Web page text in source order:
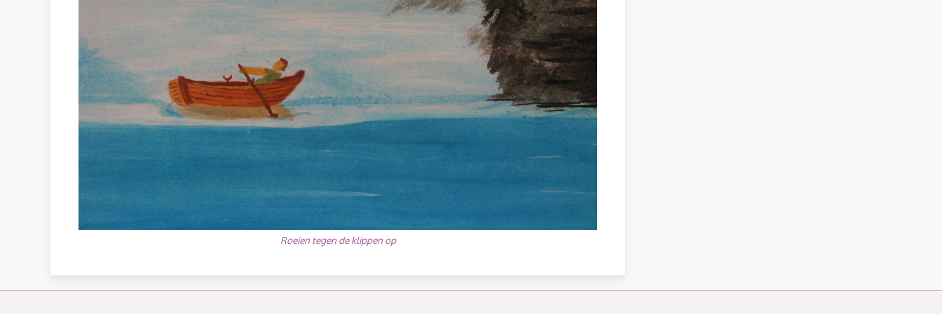
Roeien tegen de klippen op